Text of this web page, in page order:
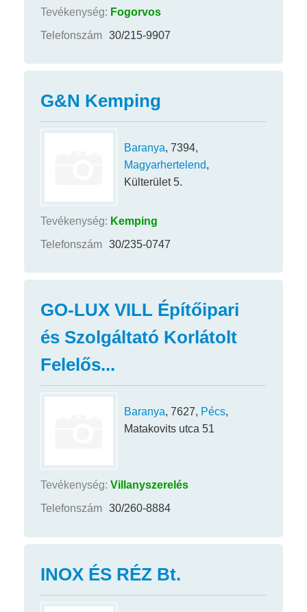
Tevékenység: Fogorvos
Telefonszám 30/215-9907
G&N Kemping
Baranya, 7394,
Magyarhertelend,
Külterület 5.
Tevékenység: Kemping
Telefonszám 30/235-0747
GO-LUX VILL Építőipari
és Szolgáltató Korlátolt
Felelős...
Baranya, 7627, Pécs,
Matakovits utca 51
Tevékenység: Villanyszerelés
Telefonszám 30/260-8884
INOX ÉS RÉZ Bt.